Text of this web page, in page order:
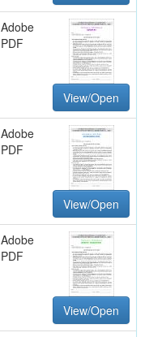
Adobe
PDF
View/Open
Adobe
PDF
View/Open
Adobe
PDF
View/Open